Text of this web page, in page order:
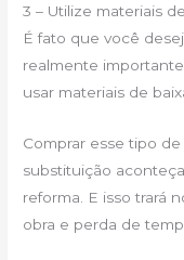
3 – Utilize materiais
É fato que você
realmente
usar materiais de
Comprar esse tipo
substituição
reforma. E isso trará
obra e perda de